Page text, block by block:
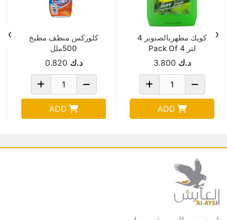
كويك مطهربالصنوبر 4
لتر Pack Of 4
د.ك 3.800
ADD
كلوركس منظف مطبخ
500ملل
د.ك 0.820
ADD
‹
›